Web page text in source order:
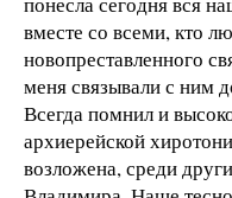
вместе со всеми, кто
новопреставленного
меня связывали с ним
Всегда помнил и
архиерейской
возложена, среди